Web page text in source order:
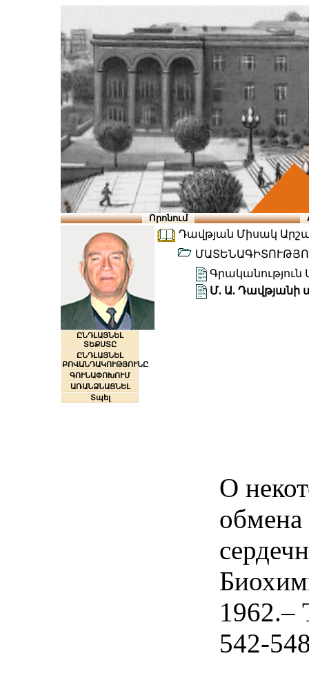
Որոնում
ԸՆԴԼԱՅՆԵԼ
ՏԵՔՍՏԸ
ԸՆԴԼԱՅՆԵԼ
ԲՈՎԱՆԴԱԿՈՒԹՅՈՒՆԸ
ԳՈՒՆԱՓՈԽՈՒՄ
ԱՌԱՆՁՆԱՑՆԵԼ
Տպել
Դավթյան Միսակ
Գրականություն
Մ. Ա. Դավթյանի
О
обмена
542-